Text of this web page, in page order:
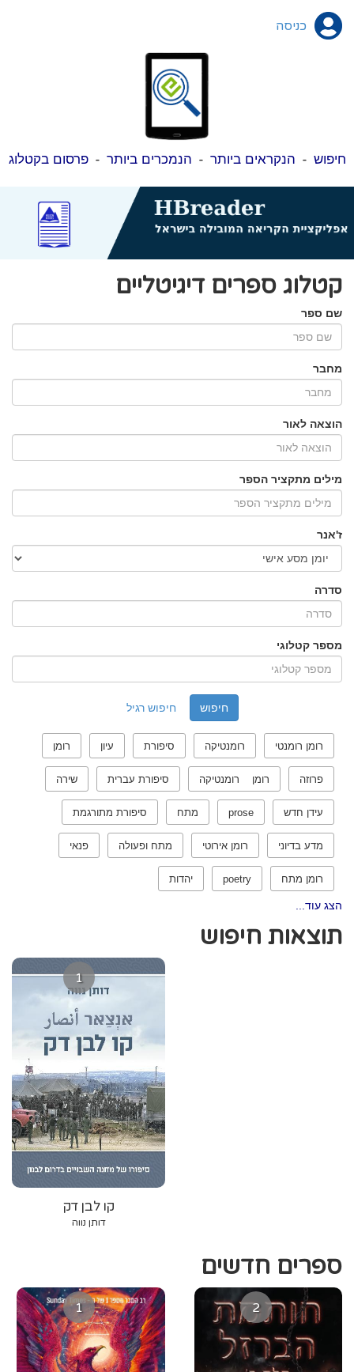
כניסה
חיפוש - הנקראים ביותר - הנמכרים ביותר -פרסום בקטלוג
קטלוג ספרים דיגיטליים
שם ספר
מחבר
הוצאה לאור
מילים מתקציר הספר
ז'אנר
סדרה
מספר קטלוגי
חיפוש רגיל
רומן רומנטי רומנטיקה סיפורת עיון רומן
פרוזה רומן רומנטיקה סיפורת עברית שירה
עידן חדש prose מתח סיפורת מתורגמת
מדע בדיוני רומן אירוטי מתח ופעולה פנאי
רומן מתח poetry יהדות
הצג עוד...
תוצאות חיפוש
1
‫קו לבן‬ דק‬
‫דותן ‬‫נווה‬
ספרים חדשים
1 2